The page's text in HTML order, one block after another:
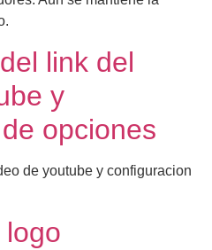
link del
y
opciones
de youtube y configuracion
logo